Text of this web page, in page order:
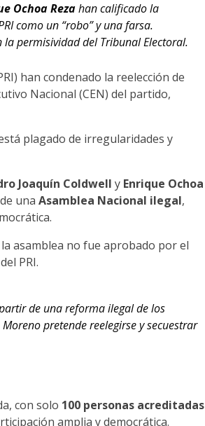
Ochoa Rezahan calificado la
como un “robo” y una farsa.
la permisividad del Tribunal Electoral.
han condenado la reelección de
Nacional (CEN) del partido,
plagado de irregularidades y
Joaquín Coldwell y Enrique Ochoa
una Asamblea Nacional ilegal,
asamblea no fue aprobado por el
PRI.
de una reforma ilegal de los
pretende reelegirse y secuestrar
con solo 100 personas acreditadas
amplia y democrática.